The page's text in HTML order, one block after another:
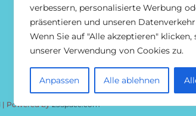
verbessern, personalisierte Werbung
präsentieren und unseren
Wenn Sie auf "Alle akzeptieren"
unserer Verwendung von Cookies zu.
Anpassen Alle ablehnen
| Powered by25Space.com